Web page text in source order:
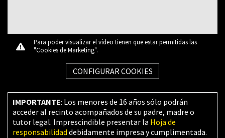
Para poder visualizar el vídeo tienen que estar permitidas las
"Cookies de Marketing".
CONFIGURAR COOKIES
IMPORTANTE: Los menores de 16 años sólo podrán
acceder al recinto acompañados de su padre, madre o
tutor legal. Imprescindible presentar la Hoja de
responsabilidad debidamente impresa y cumplimentada.